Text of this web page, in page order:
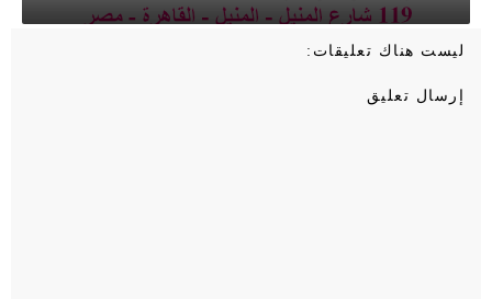
ليست هناك تعليقات:
إرسال تعليق